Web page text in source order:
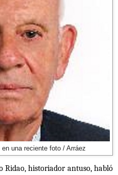
una reciente foto / Arráez
Ridao, historiador antuso, habló